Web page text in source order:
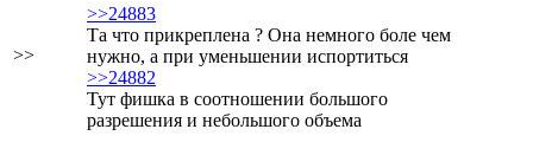
>>
>>24883
Та что прикреплена ? Она немного боле чем
нужно, а при уменьшении испортиться
>>24882
Тут фишка в соотношении большого
разрешения и небольшого объема